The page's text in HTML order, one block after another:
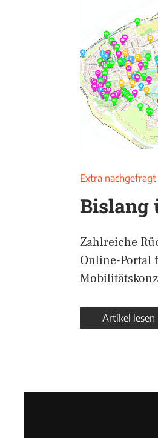
Extra nachgefragt
Bislang
Zahlreiche
Online-Portal
Artikel lesen